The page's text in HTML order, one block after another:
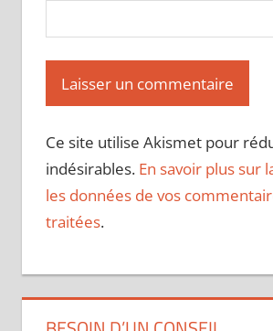
Ce site utilise Akismet pour
indésirables. En savoir plus sur
les données de vos
traitées.